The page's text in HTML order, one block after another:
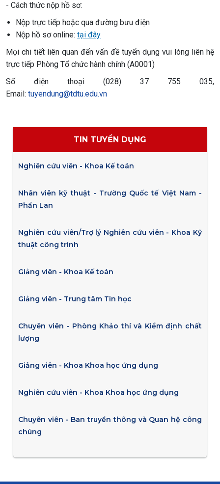
- Cách thức nộp hồ sơ:
Nộp trực tiếp hoặc qua đường bưu điện
Nộp hồ sơ online: tại đây
Mọi chi tiết liên quan đến vấn đề tuyển dụng vui lòng liên hệ
trực tiếp Phòng Tổ chức hành chính (A0001)
Số điện thoại (028) 37 755 035,
Email: tuyendung@tdtu.edu.vn
TIN TUYỂN DỤNG
Nghiên cứu viên - Khoa Kế toán
Nhân viên kỹ thuật - Trường Quốc tế Việt Nam -
Phần Lan
Nghiên cứu viên/Trợ lý Nghiên cứu viên - Khoa Kỹ
thuật công trình
Giảng viên - Khoa Kế toán
Giảng viên - Trung tâm Tin học
Chuyên viên - Phòng Khảo thí và Kiểm định chất
lượng
Giảng viên - Khoa Khoa học ứng dụng
Nghiên cứu viên - Khoa Khoa học ứng dụng
Chuyên viên - Ban truyền thông và Quan hệ công
chúng